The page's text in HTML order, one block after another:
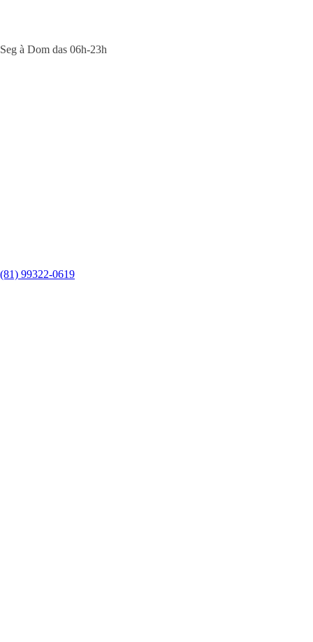
Seg à Dom das 06h-23h
(81) 99322-0619